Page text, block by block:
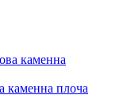
каменна плоча